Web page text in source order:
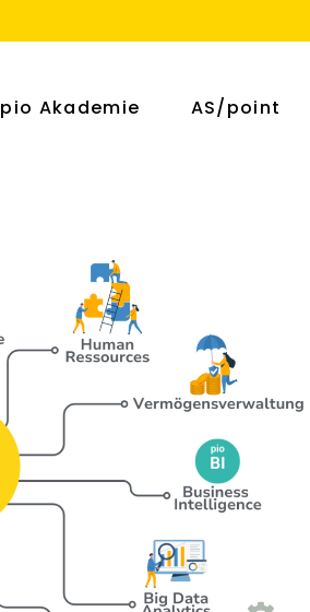
pio Akademie AS/point